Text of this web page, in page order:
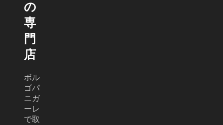
の
専
門
店
ボル
ゴパ
ニガ
ーレ
で取